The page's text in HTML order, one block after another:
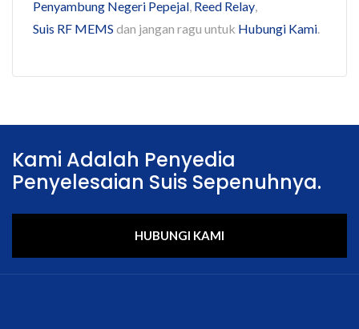
Penyambung Negeri Pepejal, Reed Relay,
Suis RF MEMS dan jangan ragu untuk Hubungi Kami.
Kami Adalah Penyedia
Penyelesaian Suis Sepenuhnya.
HUBUNGI KAMI